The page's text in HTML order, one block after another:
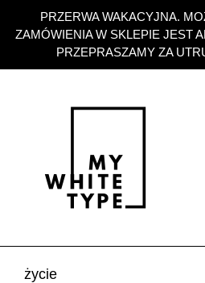
PRZERWA WAKACYJNA.
ZAMÓWIENIA W SKLEPIE JEST
PRZEPRASZAMY ZA
zawartości
życie